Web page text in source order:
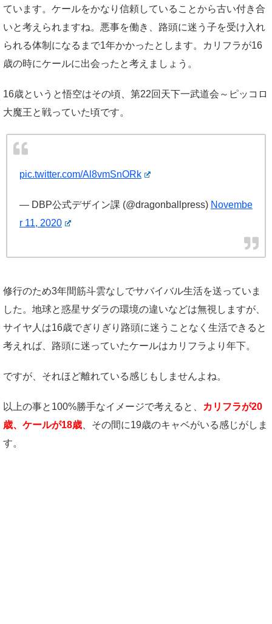
ています。ケールをかなり信頼していることから古い付き合
いと考えられますね。悪事を働き、路頭に迷う子を受け入れ
られる体制になるまで1年かかったとします。カリフラが16
歳の時にケールに出会ったと考えましょう。
16歳というと悟空はその頃、第22回天下一武道会～ピッコロ
大魔王と戦っていた頃です。
pic.twitter.com/Al8vmSnORk
— DBP公式デザイン課 (@dragonballpress) Novembe
r 11, 2020
修行のため3年間筋斗雲なしでサバイバル生活を送っていま
した。地球と惑星サダラの環境の違いなどは無視しますが、
サイヤ人は16歳でぎりぎり路頭に迷うことなく生活できると
考えれば、路頭に迷っていたケールはカリフラより年下。
ですが、それほど離れている感じもしませんよね。
以上の事と100%勝手なイメージで考えると、
カリフラが20
歳、ケールが18歳 、その間に19歳のキャベがいる感じがしま
す。